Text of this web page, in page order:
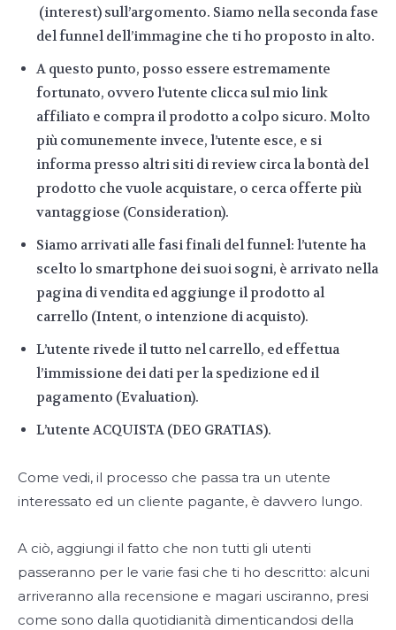
(interest) sull’argomento. Siamo nella seconda fase
del funnel dell’immagine che ti ho proposto in alto.
A questo punto, posso essere estremamente
fortunato, ovvero l’utente clicca sul mio link
affiliato e compra il prodotto a colpo sicuro. Molto
più comunemente invece, l’utente esce, e si
informa presso altri siti di review circa la bontà del
prodotto che vuole acquistare, o cerca offerte più
vantaggiose (Consideration).
Siamo arrivati alle fasi finali del funnel: l’utente ha
scelto lo smartphone dei suoi sogni, è arrivato nella
pagina di vendita ed aggiunge il prodotto al
carrello (Intent, o intenzione di acquisto).
L’utente rivede il tutto nel carrello, ed effettua
l’immissione dei dati per la spedizione ed il
pagamento (Evaluation).
L’utente ACQUISTA (DEO GRATIAS).
Come vedi, il processo che passa tra un utente
interessato ed un cliente pagante, è davvero lungo.
A ciò, aggiungi il fatto che non tutti gli utenti
passeranno per le varie fasi che ti ho descritto: alcuni
arriveranno alla recensione e magari usciranno, presi
come sono dalla quotidianità dimenticandosi della